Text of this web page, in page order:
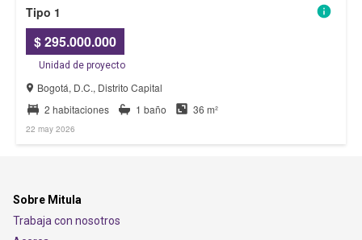
Tipo 1
$ 295.000.000
Unidad de proyecto
Bogotá, D.C., Distrito Capital
2 habitaciones
1 baño 36 m²
22 may 2026
Sobre Mitula
Trabaja con nosotros